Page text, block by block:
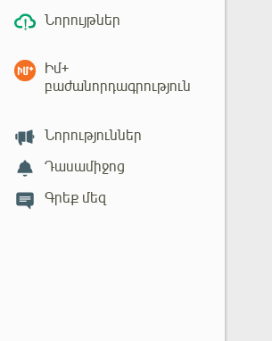
Նորույթներ
Իմ+
բաժանորդագրություն
Նորություններ
Դասամիջոց
Գրեք մեզ